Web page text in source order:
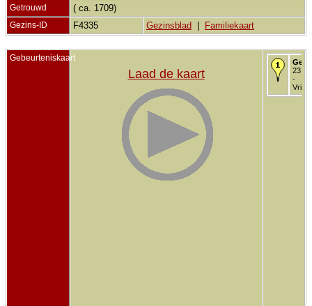
Getrouwd ( ca. 1709)
Gezins-ID F4335 Gezinsblad Familiekaart
Gebeurteniskaart
Laad de kaart
23
-